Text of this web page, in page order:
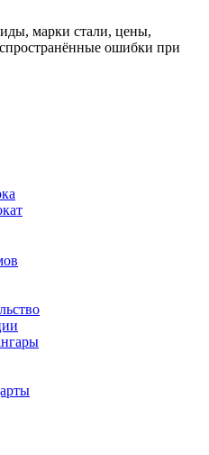
марки стали, цены,
ошибки при